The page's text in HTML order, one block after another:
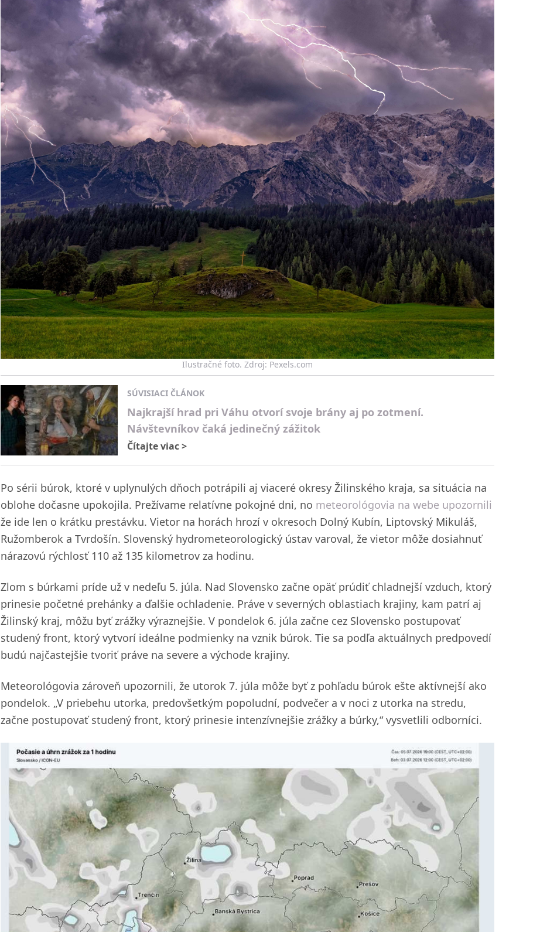
Ilustračné foto. Zdroj: Pexels.com
SÚVISIACI ČLÁNOK
Najkrajší hrad pri Váhu otvorí svoje brány aj po zotmení.
Návštevníkov čaká jedinečný zážitok
Čítajte viac>
Po sérii búrok, ktoré v uplynulých dňoch potrápili aj viaceré okresy Žilinského kraja, sa situácia na
oblohe dočasne upokojila. Prežívame relatívne pokojné dni, no meteorológovia na webe upozornili
že ide len o krátku prestávku. Vietor na horách hrozí v okresoch Dolný Kubín, Liptovský Mikuláš,
Ružomberok a Tvrdošín. Slovenský hydrometeorologický ústav varoval, že vietor môže dosiahnuť
nárazovú rýchlosť 110 až 135 kilometrov za hodinu.
Zlom s búrkami príde už v nedeľu 5. júla. Nad Slovensko začne opäť prúdiť chladnejší vzduch, ktorý
prinesie početné prehánky a ďalšie ochladenie. Práve v severných oblastiach krajiny, kam patrí aj
Žilinský kraj, môžu byť zrážky výraznejšie. V pondelok 6. júla začne cez Slovensko postupovať
studený front, ktorý vytvorí ideálne podmienky na vznik búrok. Tie sa podľa aktuálnych predpovedí
budú najčastejšie tvoriť práve na severe a východe krajiny.
Meteorológovia zároveň upozornili, že utorok 7. júla môže byť z pohľadu búrok ešte aktívnejší ako
pondelok. „V priebehu utorka, predovšetkým popoludní, podvečer a v noci z utorka na stredu,
začne postupovať studený front, ktorý prinesie intenzívnejšie zrážky a búrky,“ vysvetlili odborníci.